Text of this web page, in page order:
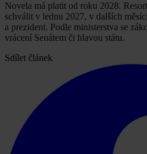
Novela má platit od roku 2028.
schválit v lednu 2027, v dalších
a prezident. Podle ministerstva se
vrácení Senátem či hlavou státu.
Sdílet článek